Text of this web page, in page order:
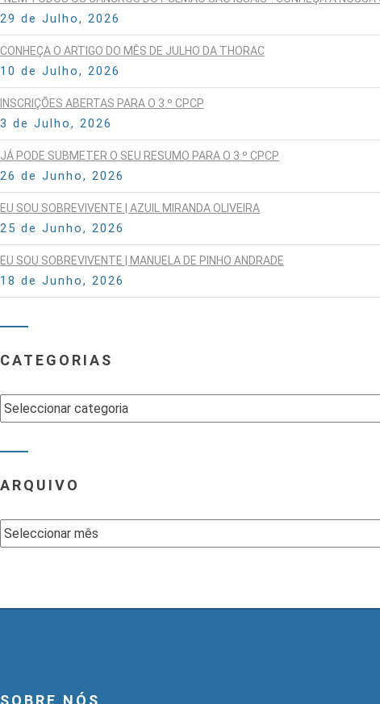
29 de Julho, 2026
CONHEÇA O ARTIGO DO MÊS DE JULHO DA THORAC
10 de Julho, 2026
INSCRIÇÕES ABERTAS PARA O 3.º CPCP
3 de Julho, 2026
JÁ PODE SUBMETER O SEU RESUMO PARA O 3.º CPCP
26 de Junho, 2026
EU SOU SOBREVIVENTE | AZUIL MIRANDA OLIVEIRA
25 de Junho, 2026
EU SOU SOBREVIVENTE | MANUELA DE PINHO ANDRADE
18 de Junho, 2026
CATEGORIAS
Categorias
ARQUIVO
Arquivo
SOBRE NÓS